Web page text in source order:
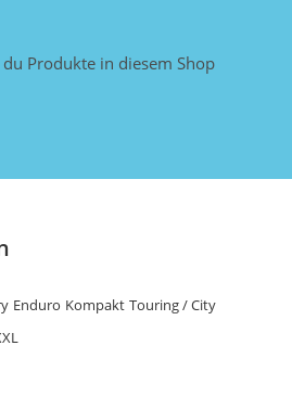
Produkte in diesem Shop
Enduro Kompakt Touring / City